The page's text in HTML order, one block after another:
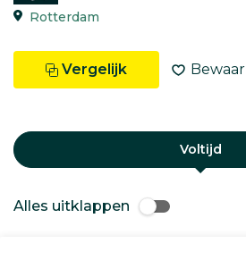
Rotterdam
Vergelijk Bewaar
Voltijd
Alles uitklappen